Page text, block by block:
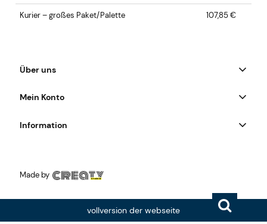
Kurier – großes Paket/Palette 107,85 €
Über uns
Mein Konto
Information
Made by
vollversion der webseite